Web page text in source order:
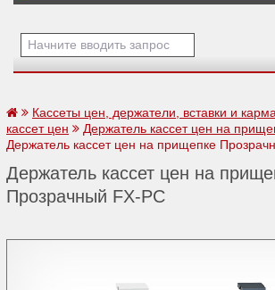
Кассеты цен, держатели, вставки и
кассет цен
Держатель кассет цен на
Держатель кассет цен на прищепке
Держатель кассет цен на
Прозрачный FX-PC